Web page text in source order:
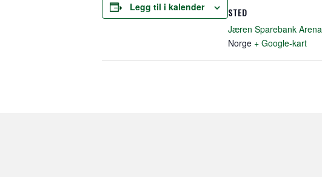
Legg til i kalender STED
Jæren Sparebank Arena
Norge + Google-kart